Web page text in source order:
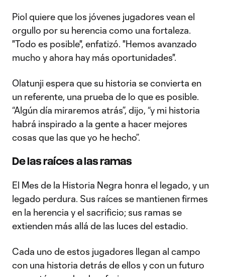
Piol quiere que los jóvenes jugadores vean el
orgullo por su herencia como una fortaleza.
"Todo es posible", enfatizó. "Hemos avanzado
mucho y ahora hay más oportunidades".
Olatunji espera que su historia se convierta en
un referente, una prueba de lo que es posible.
“Algún día miraremos atrás”, dijo, “y mi historia
habrá inspirado a la gente a hacer mejores
cosas que las que yo he hecho”.
De las raíces a las ramas
El Mes de la Historia Negra honra el legado, y un
legado perdura. Sus raíces se mantienen firmes
en la herencia y el sacrificio; sus ramas se
extienden más allá de las luces del estadio.
Cada uno de estos jugadores llegan al campo
con una historia detrás de ellos y con un futuro